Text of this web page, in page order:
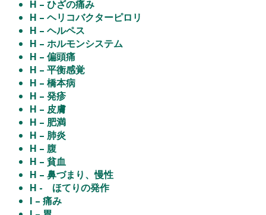
H – ひざの痛み
H – ヘリコバクターピロリ
H – ヘルペス
H – ホルモンシステム
H – 偏頭痛
H – 平衡感覚
H – 橋本病
H – 発疹
H – 皮膚
H – 肥満
H – 肺炎
H – 腹
H – 貧血
H – 鼻づまり、慢性
H - ほてりの発作
I – 痛み